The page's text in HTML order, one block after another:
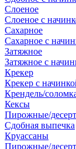
Слоеное
Слоеное с
Сахарное
Сахарное с
Затяжное
Затяжное с
Крекер
Крекер с
Крендель/
Кексы
Пирожные/
Сдобная выпечка
Круассаны
Пирожные/